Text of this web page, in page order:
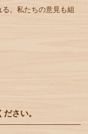
。私たちの意見も組
さい。